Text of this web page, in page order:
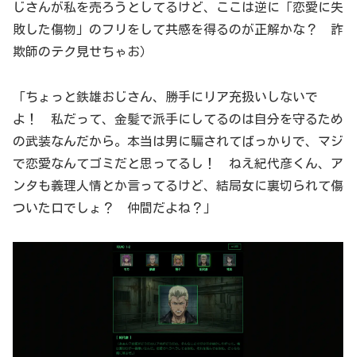
じさんが私を売ろうとしてるけど、ここは逆に「恋愛に失
敗した傷物」のフリをして共感を得るのが正解かな？ 詐
欺師のテク見せちゃお）
「ちょっと鉄雄おじさん、勝手にリア充扱いしないで
よ！ 私だって、金髪で派手にしてるのは自分を守るため
の武装なんだから。本当は男に騙されてばっかりで、マジ
で恋愛なんてゴミだと思ってるし！ ねえ紀代彦くん、ア
ンタも義理人情とか言ってるけど、結局女に裏切られて傷
ついた口でしょ？ 仲間だよね？」